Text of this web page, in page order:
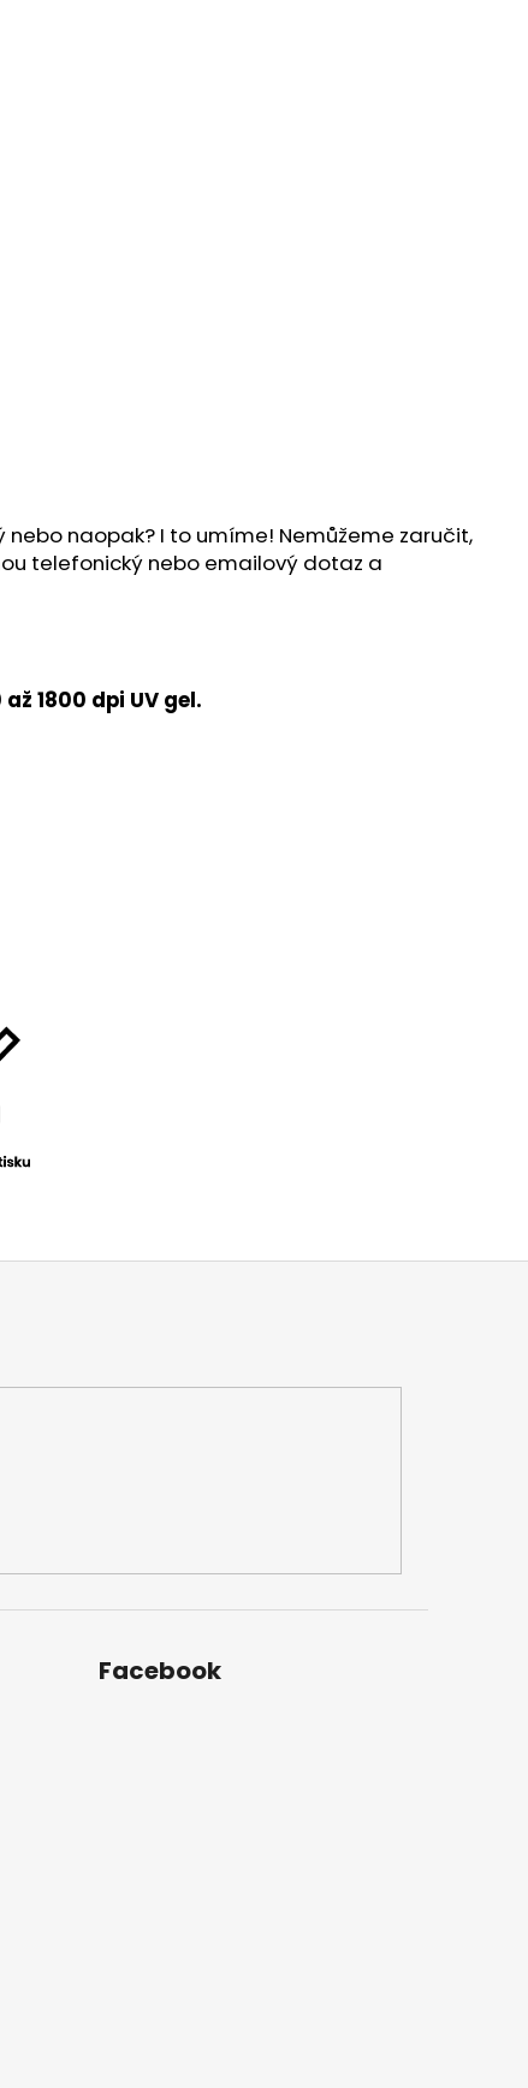
naopak? I to umíme! Nemůžeme zaručit,
telefonický nebo emailový dotaz a
1800 dpi UV gel.
Facebook